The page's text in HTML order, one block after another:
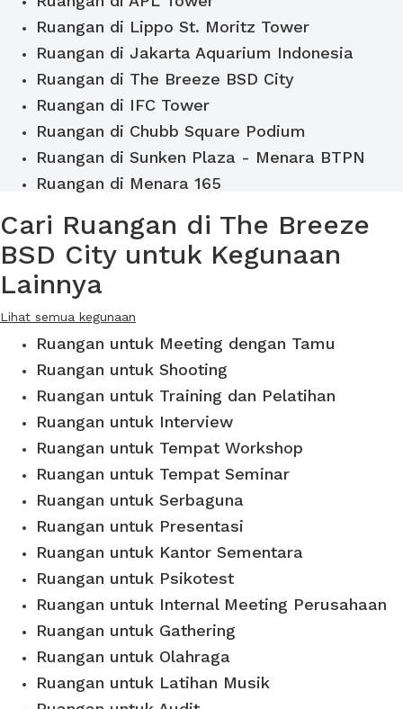
Ruangan di Lippo St. Moritz Tower
Ruangan di Jakarta Aquarium Indonesia
Ruangan di The Breeze BSD City
Ruangan di IFC Tower
Ruangan di Chubb Square Podium
Ruangan di Sunken Plaza - Menara BTPN
Ruangan di Menara 165
Cari Ruangan di The Breeze
BSD City untuk Kegunaan
Lainnya
Lihat semua kegunaan
Ruangan untuk Meeting dengan Tamu
Ruangan untuk Shooting
Ruangan untuk Training dan Pelatihan
Ruangan untuk Interview
Ruangan untuk Tempat Workshop
Ruangan untuk Tempat Seminar
Ruangan untuk Serbaguna
Ruangan untuk Presentasi
Ruangan untuk Kantor Sementara
Ruangan untuk Psikotest
Ruangan untuk Internal Meeting Perusahaan
Ruangan untuk Gathering
Ruangan untuk Olahraga
Ruangan untuk Latihan Musik